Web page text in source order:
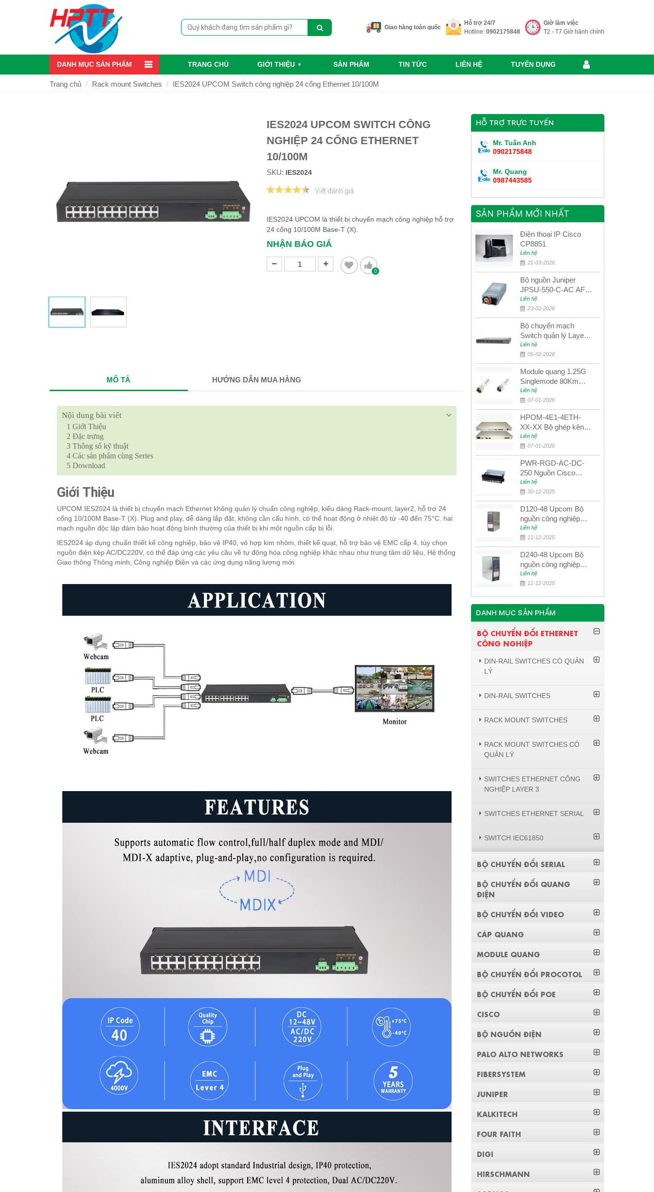
Giao hàng toàn quốc
Hỗ trợ 24/7
Hotline: 0902175848
Giờ làm việc
T2 - T7 Giờ hành chính
DANH MỤC SẢN PHẨM TRANG CHỦ GIỚI THIỆU SẢN PHẨM TIN TỨC LIÊN HỆ TUYỂN DỤNG
Trang chủ Rack mount Switches IES2024 UPCOM Switch công nghiệp 24 cổng Ethernet 10/100M
IES2024 UPCOM SWITCH CÔNG
NGHIỆP 24 CỔNG ETHERNET
10/100M
SKU: IES2024
Viết đánh giá
IES2024 UPCOM là thiết bị chuyển mạch công nghiệp hỗ trợ
24 cổng 10/100M Base-T (X).
NHẬN BÁO GIÁ
0
MÔ TẢ HƯỚNG DẪN MUA HÀNG
Nội dung bài viết
1 Giới Thiệu
2 Đặc trưng
3 Thông số kỹ thuật
4 Các sản phẩm cùng Series
5 Download
Giới Thiệu
UPCOM IES2024 là thiết bị chuyển mạch Ethernet không quản lý chuẩn công nghiệp, kiểu dáng Rack-mount, layer2, hỗ trợ 24
cổng 10/100M Base-T (X). Plug and play, dễ dàng lắp đặt, không cần cấu hình, có thể hoạt động ở nhiệt độ từ -40 đến 75°C. hai
mạch nguồn độc lập đảm bảo hoạt động bình thường của thiết bị khi một nguồn cấp bị lỗi.
IES2024 áp dụng chuẩn thiết kế công nghiệp, bảo vệ IP40, vỏ hợp kim nhôm, thiết kế quạt, hỗ trợ bảo vệ EMC cấp 4, tùy chọn
nguồn điện kép AC/DC220V, có thể đáp ứng các yêu cầu về tự động hóa công nghiệp khác nhau như trung tâm dữ liệu, Hệ thống
Giao thông Thông minh, Công nghiệp Điện và các ứng dụng năng lượng mới.
HỖ TRỢ TRỰC TUYẾN
Mr. Tuấn Anh
0902175848
Mr. Quang
0987443585
SẢN PHẨM MỚI NHẤT
Điện thoại IP Cisco
CP8851
Liên hệ
21-03-2026
Bộ nguồn Juniper
JPSU-550-C-AC AFO
nguồn AC công suất
550W dùng cho dòng
switch Juniper
Networks EX4400
Liên hệ
23-02-2026
Bộ chuyển mạch
Switch quản lý Layer 3
Juniper QFX5100-48S
Liên hệ
05-02-2026
Module quang 1.25G
Singlemode 80Km
UPCOM MWS-12-45-
80AD/MWS-12-54-
80BD
Liên hệ
07-01-2026
HPOM-4E1-4ETH-
XX-XX Bộ ghép kênh
quang quản lý SDH
4E1+4ETH+RS232
Liên hệ
07-01-2026
PWR-RGD-AC-DC-
250 Nguồn Cisco
Industrial 250W
PoE/PoE+
Liên hệ
30-12-2025
D120-48 Upcom Bộ
nguồn công nghiệp
đầu ra đơn 120W
48VDC
Liên hệ
11-12-2025
D240-48 Upcom Bộ
nguồn công nghiệp
đầu ra đơn 240W
48VDC
Liên hệ
11-12-2025
DANH MỤC SẢN PHẨM
BỘ CHUYỂN ĐỔI ETHERNET
CÔNG NGHIỆP
DIN-RAIL SWITCHES CÓ QUẢN
LÝ
DIN-RAIL SWITCHES
RACK MOUNT SWITCHES
RACK MOUNT SWITCHES CÓ
QUẢN LÝ
SWITCHES ETHERNET CÔNG
NGHIỆP LAYER 3
SWITCHES ETHERNET SERIAL
SWITCH IEC61850
BỘ CHUYỂN ĐỔI SERIAL
BỘ CHUYỂN ĐỔI QUANG
ĐIỆN
BỘ CHUYỂN ĐỔI VIDEO
CÁP QUANG
MODULE QUANG
BỘ CHUYỂN ĐỔI PROCOTOL
BỘ CHUYỂN ĐỔI POE
CISCO
BỘ NGUỒN ĐIỆN
PALO ALTO NETWORKS
FIBERSYSTEM
JUNIPER
KALKITECH
FOUR FAITH
DIGI
HIRSCHMANN